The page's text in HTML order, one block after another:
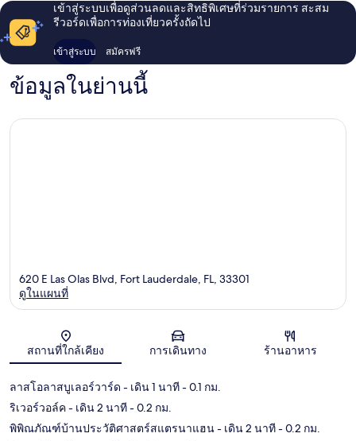
อร์เดล
เข้าสู่ระบบเพื่อดูส่วนลดและสิทธิพิเศษที่ร่วมรายการ สะสม
รีวอร์ดเพื่อการท่องเที่ยวครั้งถัดไป
เข้าสู่ระบบ สมัครฟรี
ข้อมูลในย่านนี้
แผนที่
620 E Las Olas Blvd, Fort Lauderdale, FL, 33301
ดูในแผนที่
สถานที่ใกล้เคียง การเดินทาง ร้านอาหาร
ลาสโอลาสบูเลอร์วาร์ด - เดิน 1 นาที- 0.1 กม.
ริเวอร์วอล์ค- เดิน 2 นาที- 0.2 กม.
พิพิณภัณฑ์บ้านประวัติศาสตร์สแตรนาแฮน- เดิน 2 นาที- 0.2 กม.